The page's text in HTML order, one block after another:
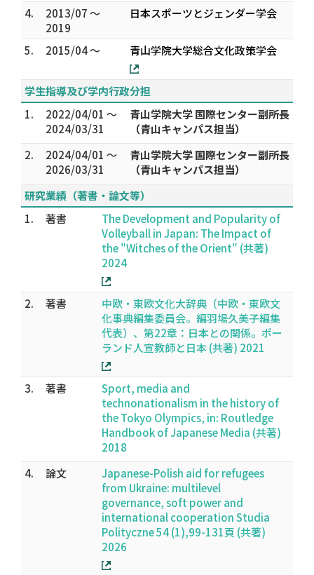
4.
2013/07 ～
2019
日本スポーツとジェンダー学会
5. 2015/04 ～ 青山学院大学総合文化政策学会
学生指導及び学内行政分担
1.
2022/04/01 ～
2024/03/31
青山学院大学 国際センター副所長
（青山キャンパス担当）
2.
2024/04/01 ～
2026/03/31
青山学院大学 国際センター副所長
（青山キャンパス担当）
研究業績（著書・論文等）
1.
著書
The Development and Popularity of
Volleyball in Japan: The Impact of
the "Witches of the Orient" (共著)
2024
2. 著書
中欧・東欧文化大辞典（中欧・東欧文
化事典編集委員会。編羽場久美子編集
代表）、第22章：日本との関係。ポー
ランド人宣教師と日本 (共著) 2021
3. 著書
Sport, media and
technonationalism in the history of
the Tokyo Olympics, in: Routledge
Handbook of Japanese Media (共著)
2018
4.
論文
Japanese-Polish aid for refugees
from Ukraine: multilevel
governance, soft power and
international cooperation Studia
Polityczne 54 (1),99-131頁 (共著)
2026